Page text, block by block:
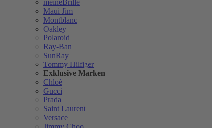
meineBrille
Maui Jim
Montblanc
Oakley
Polaroid
Ray-Ban
SunRay
Tommy Hilfiger
Exklusive Marken
Chloè
Gucci
Prada
Saint Laurent
Versace